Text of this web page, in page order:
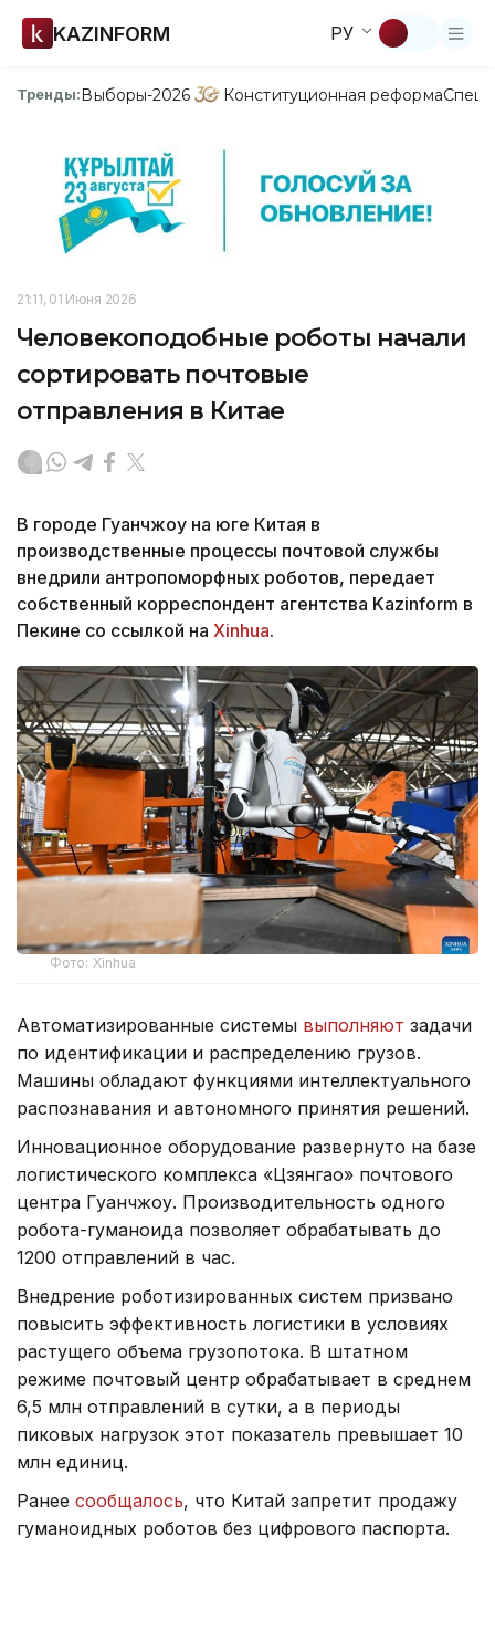
KAZINFORM РУ
Тренды:Выборы-2026 Конституционная реформа
21:11, 01 Июня 2026
Человекоподобные роботы начали
сортировать почтовые
отправления в Китае
В городе Гуанчжоу на юге Китая в
производственные процессы почтовой службы
внедрили антропоморфных роботов, передает
собственный корреспондент агентства Kazinform в
Пекине со ссылкой на Xinhua.
Фото: Xinhua
Автоматизированные системы выполняют задачи
по идентификации и распределению грузов.
Машины обладают функциями интеллектуального
распознавания и автономного принятия решений.
Инновационное оборудование развернуто на базе
логистического комплекса «Цзянгао» почтового
центра Гуанчжоу. Производительность одного
робота-гуманоида позволяет обрабатывать до
1200 отправлений в час.
Внедрение роботизированных систем призвано
повысить эффективность логистики в условиях
растущего объема грузопотока. В штатном
режиме почтовый центр обрабатывает в среднем
6,5 млн отправлений в сутки, а в периоды
пиковых нагрузок этот показатель превышает 10
млн единиц.
Ранее сообщалось, что Китай запретит продажу
гуманоидных роботов без цифрового паспорта.